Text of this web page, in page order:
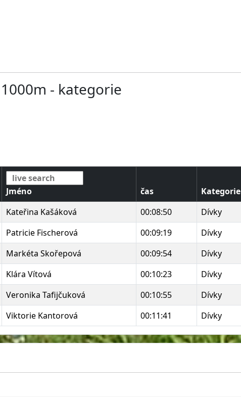
- kategorie
Jméno čas Kategorie
Kateřina Kašáková
00:08:50 Dívky
Patricie Fischerová
00:09:19 Dívky
Markéta Skořepová
00:09:54
Dívky
Klára Vítová
00:10:23 Dívky
Veronika Tafijčuková
00:10:55 Dívky
Viktorie Kantorová
00:11:41 Dívky